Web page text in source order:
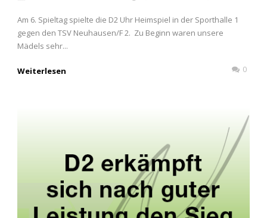
Am 6. Spieltag spielte die D2 Uhr Heimspiel in der Sporthalle 1
gegen den TSV Neuhausen/F 2. Zu Beginn waren unsere
Mädels sehr...
Weiterlesen 0